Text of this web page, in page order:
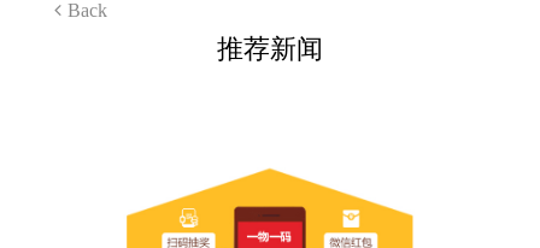
Back
推荐新闻